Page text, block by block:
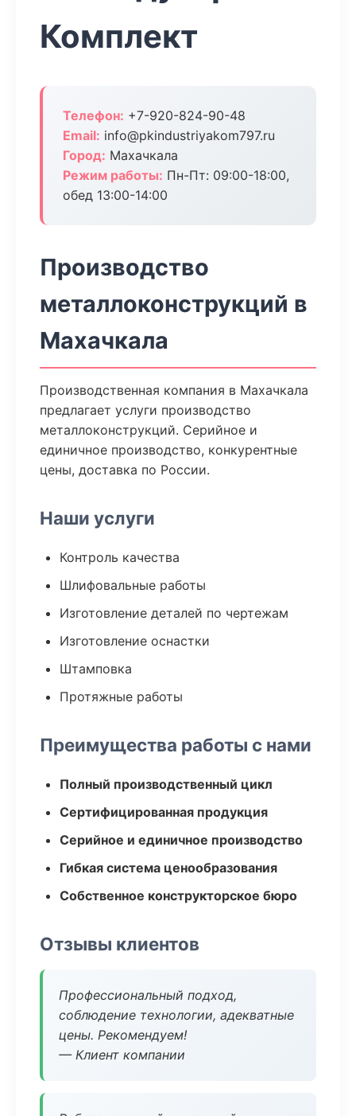
Комплект
Телефон: +7-920-824-90-48
Email: info@pkindustriyakom797.ru
Город: Махачкала
Режим работы: Пн-Пт: 09:00-18:00,
обед 13:00-14:00
Производство
металлоконструкций в
Махачкала
Производственная компания в Махачкала
предлагает услуги производство
металлоконструкций. Серийное и
единичное производство, конкурентные
цены, доставка по России.
Наши услуги
Контроль качества
Шлифовальные работы
Изготовление деталей по чертежам
Изготовление оснастки
Штамповка
Протяжные работы
Преимущества работы с нами
Полный производственный цикл
Сертифицированная продукция
Серийное и единичное производство
Гибкая система ценообразования
Собственное конструкторское бюро
Отзывы клиентов
Профессиональный подход,
соблюдение технологии, адекватные
цены. Рекомендуем!
— Клиент компании